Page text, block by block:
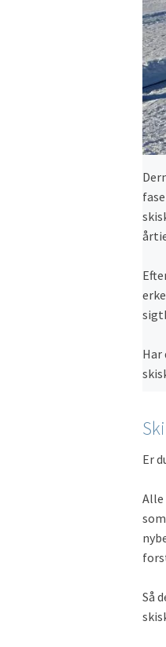
Har
Er
Alle
Så